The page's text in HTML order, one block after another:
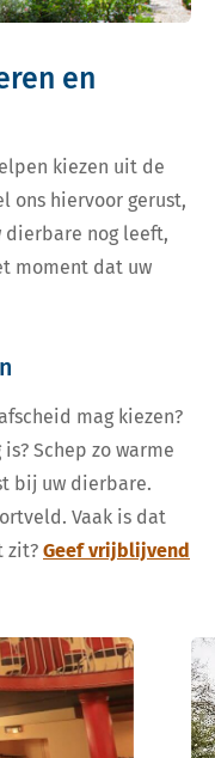
en
kiezen uit de
ons hiervoor gerust,
dierbare nog leeft,
moment dat uw
mag kiezen?
Schep zo warme
bij uw dierbare.
Vaak is dat
zit? Geef vrijblijvend